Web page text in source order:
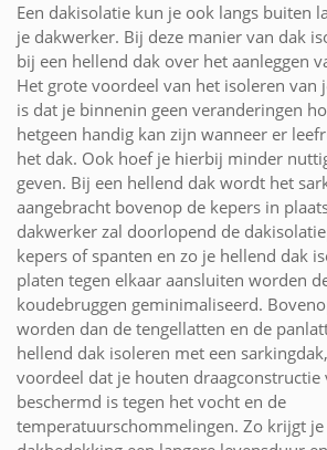
Een dakisolatie kun je ook langs buiten
je dakwerker. Bij deze manier van dak
bij een hellend dak over het aanleggen
Het grote voordeel van het isoleren van
is dat je binnenin geen veranderingen
hetgeen handig kan zijn wanneer er
het dak. Ook hoef je hierbij minder
geven. Bij een hellend dak wordt het
aangebracht bovenop de kepers in
dakwerker zal doorlopend de
kepers of spanten en zo je hellend dak
platen tegen elkaar aansluiten worden
koudebruggen geminimaliseerd.
worden dan de tengellatten en de
hellend dak isoleren met een
voordeel dat je houten draagconstructie
beschermd is tegen het vocht en de
temperatuurschommelingen. Zo krijgt je